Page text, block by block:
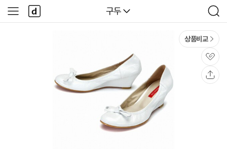
다나와
구두
검
색
사
이
다
나
와
상품비교
관
심